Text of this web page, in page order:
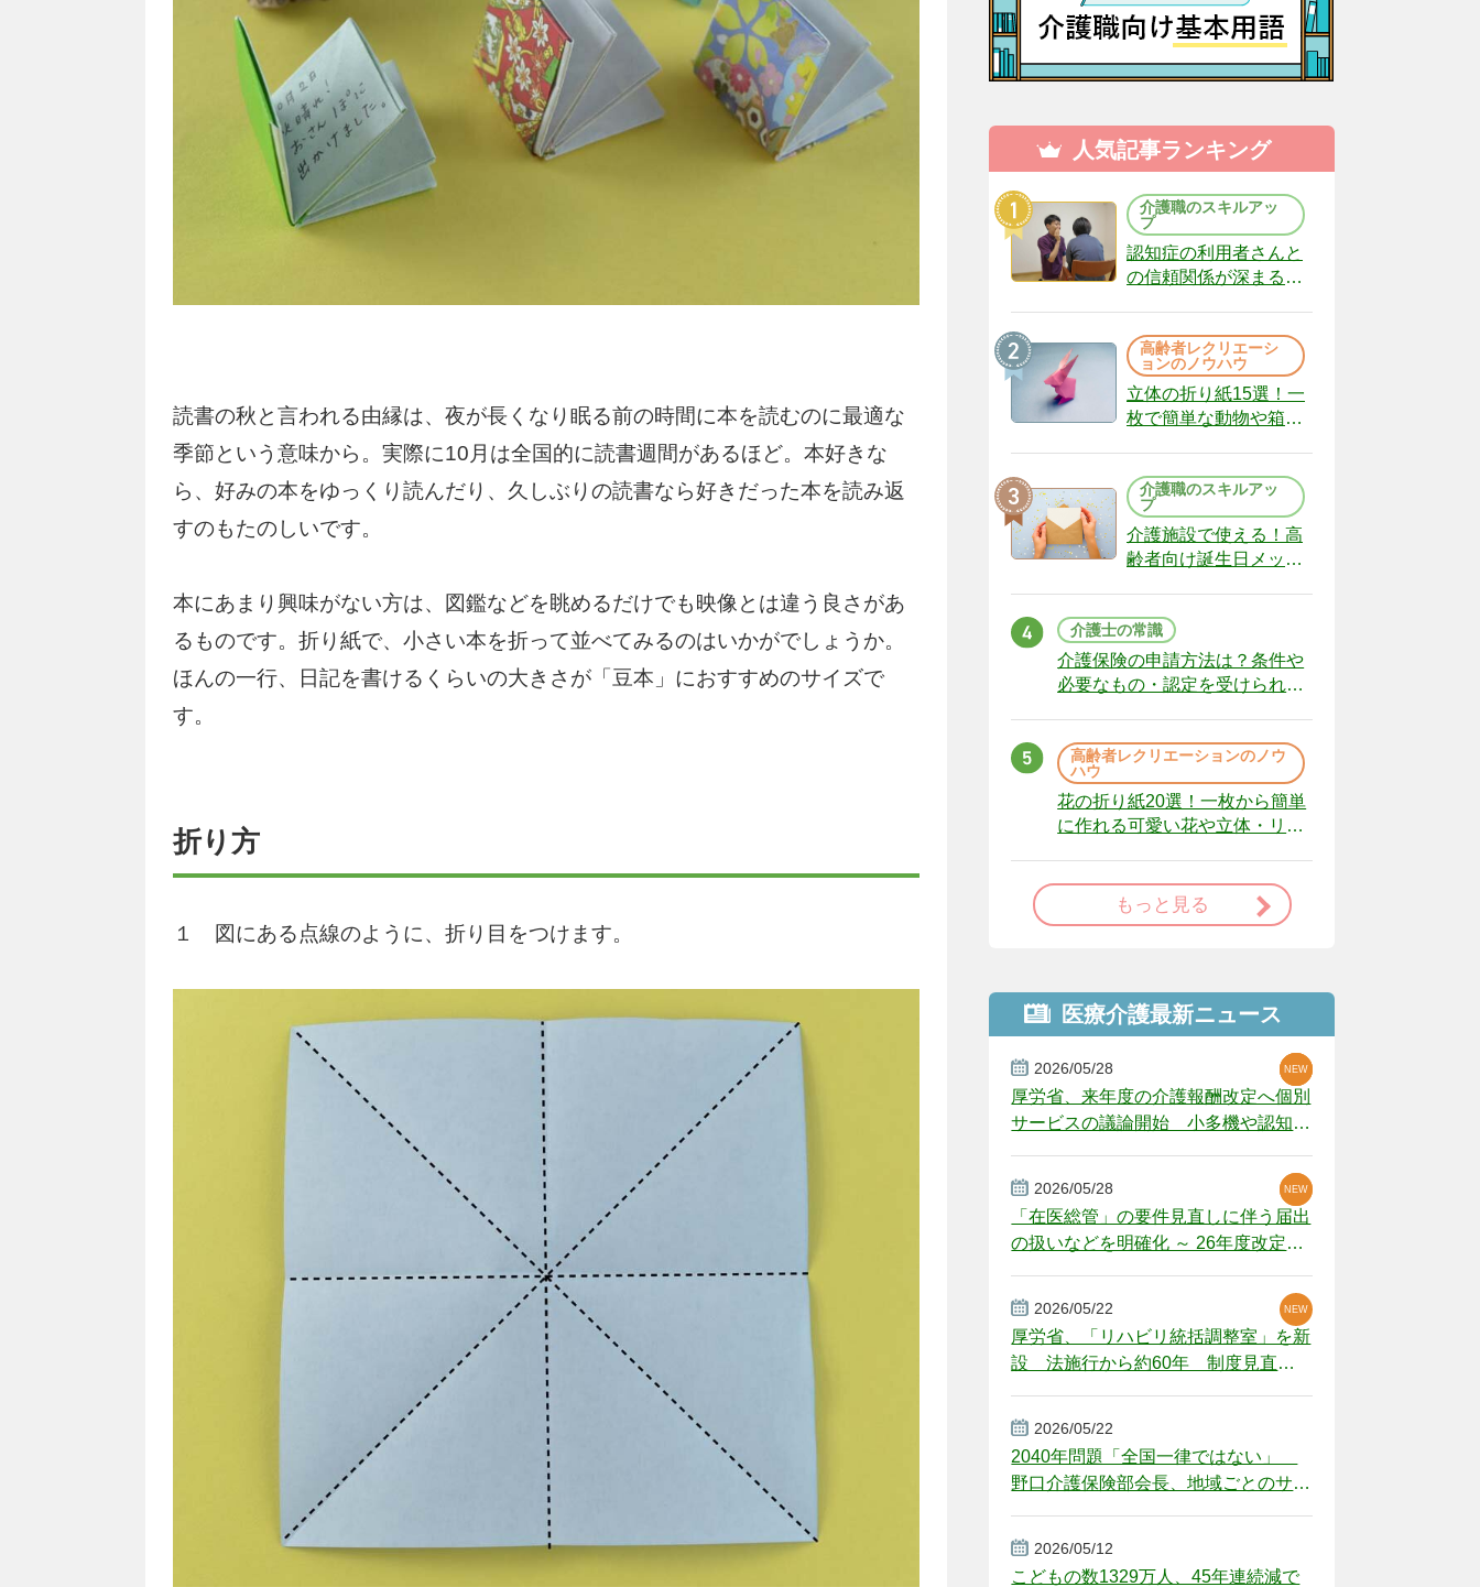
読書の秋と言われる由縁は、夜が長くなり眠る前の時間に本を読むのに最適な
季節という意味から。実際に10月は全国的に読書週間があるほど。本好きな
ら、好みの本をゆっくり読んだり、久しぶりの読書なら好きだった本を読み返
すのもたのしいです。
本にあまり興味がない方は、図鑑などを眺めるだけでも映像とは違う良さがあ
るものです。折り紙で、小さい本を折って並べてみるのはいかがでしょうか。
ほんの一行、日記を書けるくらいの大きさが「豆本」におすすめのサイズで
す。
折り方
１ 図にある点線のように、折り目をつけます。
人気記事ランキング
介護職のスキルアッ
プ
認知症の利用者さんと
の信頼関係が深まる声
（22）
高齢者レクリエーシ
ョンのノウハウ
立体の折り紙15選！一
枚で簡単な動物や箱、
介護職のスキルアッ
プ
介護施設で使える！高
齢者向け誕生日メッセ
介護士の常識
介護保険の申請方法は？条件や
必要なもの・認定を受けられな
高齢者レクリエーションのノウ
ハウ
花の折り紙20選！一枚から簡単
に作れる可愛い花や立体・リー
もっと見る
医療介護最新ニュース
2026/05/28
厚労省、来年度の介護報酬改定へ個別
サービスの議論開始 小多機や認知症
NEW
NEW
NEW
2026/05/28
「在医総管」の要件見直しに伴う届出
の扱いなどを明確化 ～ 26年度改定疑
NEW
NEW
2026/05/22
厚労省、「リハビリ統括調整室」を新
設 法施行から約60年 制度見直し
NEW
2026/05/22
2040年問題「全国一律ではない」
野口介護保険部会長、地域ごとのサー
2026/05/12
こどもの数1329万人、45年連続減で